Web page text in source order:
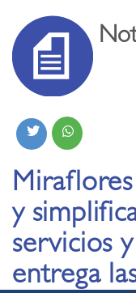
y
servicios
entrega